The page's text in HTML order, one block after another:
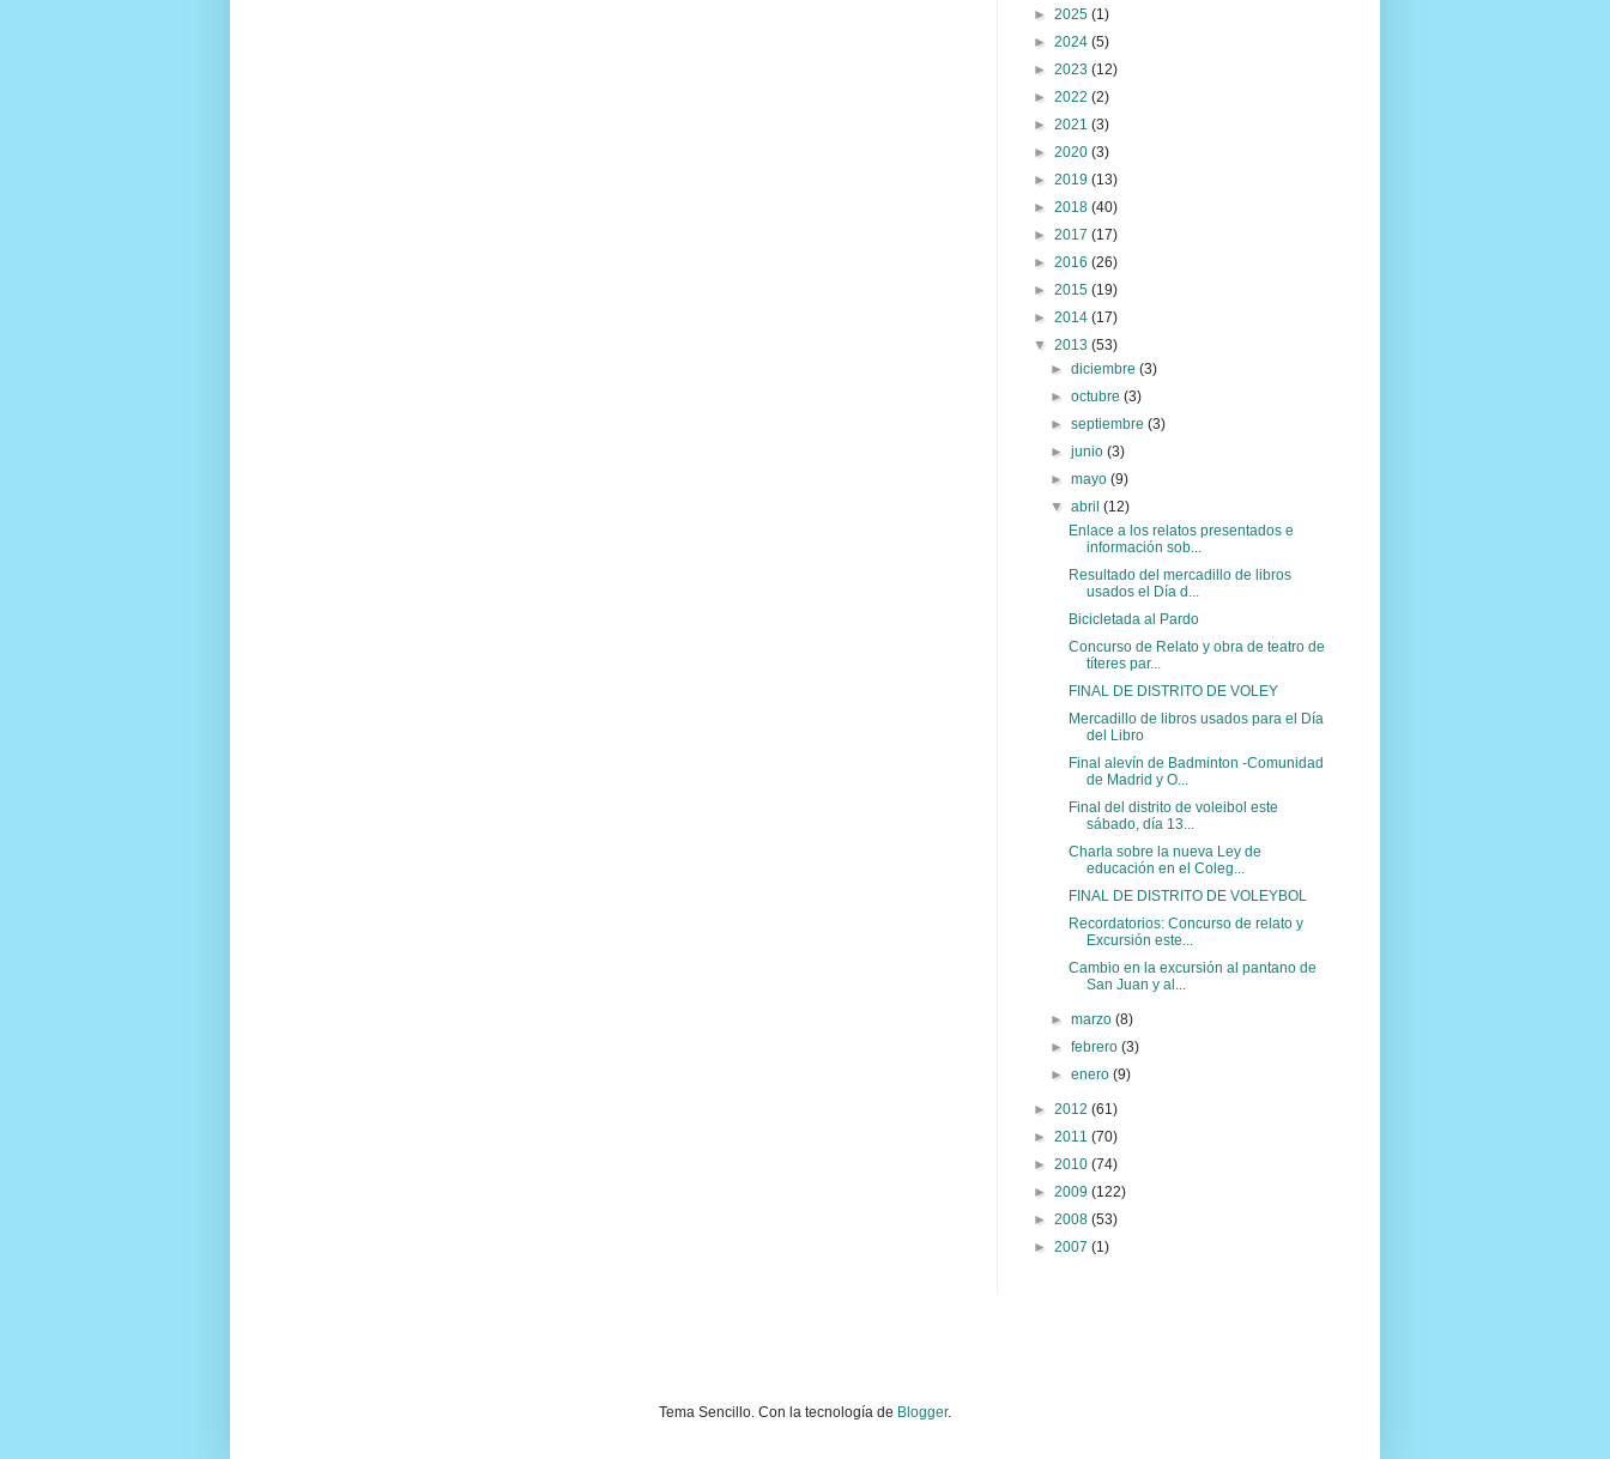
► 2025 (1)
► 2024 (5)
► 2023 (12)
► 2022 (2)
► 2021 (3)
► 2020 (3)
► 2019 (13)
► 2018 (40)
► 2017 (17)
► 2016 (26)
► 2015 (19)
► 2014 (17)
▼ 2013 (53)
►diciembre(3)
►octubre(3)
►septiembre(3)
►junio(3)
►mayo(9)
▼abril(12)
Enlace a los relatos presentados e
información sob...
Resultado del mercadillo de libros
usados el Día d...
Bicicletada al Pardo
Concurso de Relato y obra de teatro de
títeres par...
FINAL DE DISTRITO DE VOLEY
Mercadillo de libros usados para el Día
del Libro
Final alevín de Badminton -Comunidad
de Madrid y O...
Final del distrito de voleibol este
sábado, día 13...
Charla sobre la nueva Ley de
educación en el Coleg...
FINAL DE DISTRITO DE VOLEYBOL
Recordatorios: Concurso de relato y
Excursión este...
Cambio en la excursión al pantano de
San Juan y al...
►marzo(8)
►febrero(3)
►enero(9)
► 2012 (61)
► 2011 (70)
► 2010 (74)
► 2009 (122)
► 2008 (53)
► 2007 (1)
Tema Sencillo. Con la tecnología de Blogger.